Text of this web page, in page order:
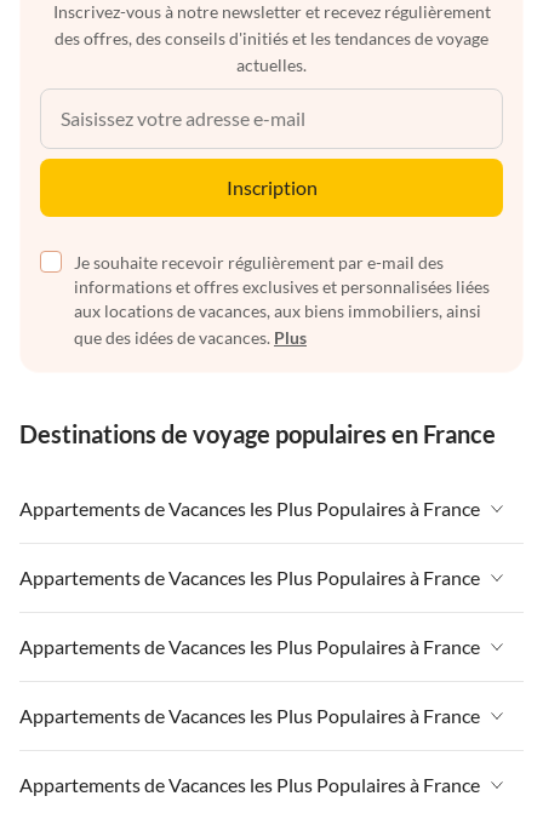
Inscrivez-vous à notre newsletter et recevez régulièrement
des offres, des conseils d'initiés et les tendances de voyage
actuelles.
Inscription
Je souhaite recevoir régulièrement par e-mail des
informations et offres exclusives et personnalisées liées
aux locations de vacances, aux biens immobiliers, ainsi
que des idées de vacances. Plus
Destinations de voyage populaires en France
Appartements de Vacances les Plus Populaires à France
Appartements de Vacances à France
Appartements de Vacances à Paris-Ile de France
Appartements de Vacances à Paris
Appartements de Vacances à Côte atlantique
Appartements de Vacances à la Normandie
Appartements de Vacances les Plus Populaires à France
Appartements de Vacances à France
Appartements de Vacances à Paris-Ile de France
Appartements de Vacances à Paris
Appartements de Vacances les Plus Populaires à France
Appartements de Vacances à France
Appartements de Vacances à Paris-Ile de France
Appartements de Vacances à Paris
Appartements de Vacances les Plus Populaires à France
Appartements de Vacances à France
Appartements de Vacances les Plus Populaires à France